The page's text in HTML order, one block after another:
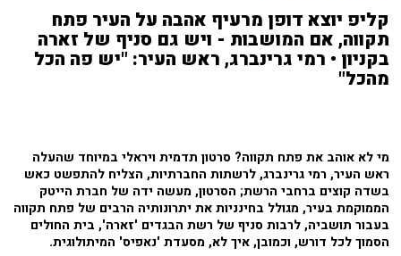
קליפ יוצא דופן מרעיף אהבה על העיר פתח
תקווה, אם המושבות - ויש גם סניף של זארה
בקניון • רמי גרינברג, ראש העיר: "יש פה הכל
מהכל"
מי לא אוהב את פתח תקווה? סרטון תדמית ויראלי במיוחד שהעלה
ראש העיר, רמי גרינברג, לרשתות החברתיות, הצליח להתפשט כאש
בשדה קוצים ברחבי הרשת; הסרטון, מעשה ידה של חברת הייטק
הממוקמת בעיר, מגולל בחינניות את יתרונותיה הרבים של פתח תקווה
בעבור תושביה, לרבות סניף של רשת הבגדים 'זארה', בית החולים
הסמוך לכל דורש, וכמובן, איך לא, מסעדת 'נאפיס' המיתולוגית.